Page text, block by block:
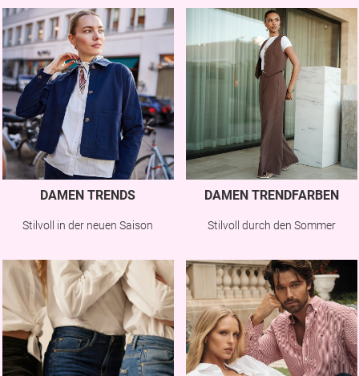
DAMEN TRENDS
Stilvoll in der neuen Saison
DAMEN TRENDFARBEN
Stilvoll durch den Sommer